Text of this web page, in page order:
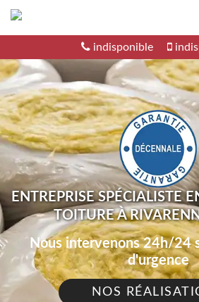
indisponible
ENTREPRISE SPÉCIALISTE
TOITURE À
Nous intervenons 24h/24
d'urgence
NOS